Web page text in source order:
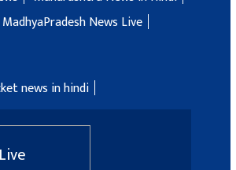
MadhyaPradesh News Live
news in hindi